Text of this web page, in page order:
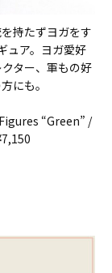
持たずヨガをす
ュア。ヨガ愛好
ター、軍もの好
にも。
“Green” /